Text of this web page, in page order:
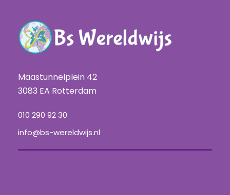
Maastunnelplein 42
3083 EA Rotterdam
010 290 92 30
info@bs-wereldwijs.nl